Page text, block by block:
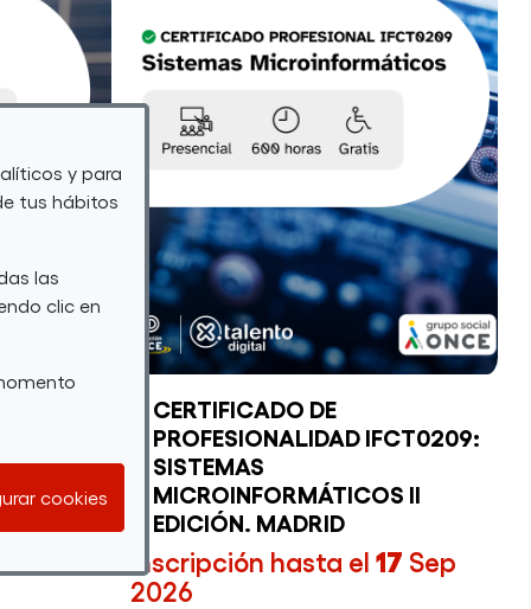
y para
tus hábitos
las
clic en
cookies
POSTPRODUCCIÓN
DE
AUDIOVISUALES
EDICIÓN
BATERÍAS
Sep
CERTIFICADO DE
PROFESIONALIDAD IFCT0209:
SISTEMAS
MICROINFORMÁTICOS II
EDICIÓN. MADRID
Inscripción hasta el 17 Sep
2026